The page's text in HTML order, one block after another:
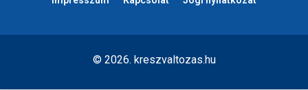
© 2026. kreszvaltozas.hu